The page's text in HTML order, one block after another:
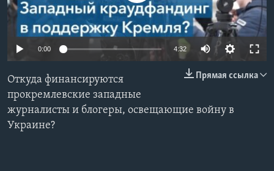
Learning English
СОЦИАЛЬНЫЕ СЕТИ
Языки
0:00 4:32
Прямая ссылка
Откуда финансируются
прокремлевские западные
журналисты и блогеры, освещающие войну в
Украине?